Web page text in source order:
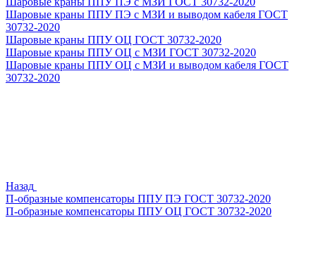
Шаровые краны ППУ ПЭ с МЗИ и выводом кабеля ГОСТ
30732-2020
Шаровые краны ППУ ОЦ ГОСТ 30732-2020
Шаровые краны ППУ ОЦ с МЗИ ГОСТ 30732-2020
Шаровые краны ППУ ОЦ с МЗИ и выводом кабеля ГОСТ
30732-2020
Назад
П-образные компенсаторы ППУ ПЭ ГОСТ 30732-2020
П-образные компенсаторы ППУ ОЦ ГОСТ 30732-2020